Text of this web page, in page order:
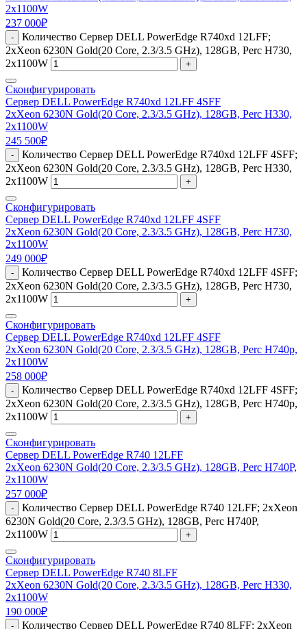
2x1100W
237 000₽
-
Количество Сервер DELL PowerEdge R740xd 12LFF;
2xXeon 6230N Gold(20 Core, 2.3/3.5 GHz), 128GB, Perc H730,
2x1100W
+
Сконфигурировать
Сервер DELL PowerEdge R740xd 12LFF 4SFF
2xXeon 6230N Gold(20 Core, 2.3/3.5 GHz), 128GB, Perc H330,
2x1100W
245 500₽
-
Количество Сервер DELL PowerEdge R740xd 12LFF 4SFF;
2xXeon 6230N Gold(20 Core, 2.3/3.5 GHz), 128GB, Perc H330,
2x1100W
+
Сконфигурировать
Сервер DELL PowerEdge R740xd 12LFF 4SFF
2xXeon 6230N Gold(20 Core, 2.3/3.5 GHz), 128GB, Perc H730,
2x1100W
249 000₽
-
Количество Сервер DELL PowerEdge R740xd 12LFF 4SFF;
2xXeon 6230N Gold(20 Core, 2.3/3.5 GHz), 128GB, Perc H730,
2x1100W
+
Сконфигурировать
Сервер DELL PowerEdge R740xd 12LFF 4SFF
2xXeon 6230N Gold(20 Core, 2.3/3.5 GHz), 128GB, Perc H740p,
2x1100W
258 000₽
-
Количество Сервер DELL PowerEdge R740xd 12LFF 4SFF;
2xXeon 6230N Gold(20 Core, 2.3/3.5 GHz), 128GB, Perc H740p,
2x1100W
+
Сконфигурировать
Сервер DELL PowerEdge R740 12LFF
2xXeon 6230N Gold(20 Core, 2.3/3.5 GHz), 128GB, Perc H740P,
2x1100W
257 000₽
-
Количество Сервер DELL PowerEdge R740 12LFF; 2xXeon
6230N Gold(20 Core, 2.3/3.5 GHz), 128GB, Perc H740P,
2x1100W
+
Сконфигурировать
Сервер DELL PowerEdge R740 8LFF
2xXeon 6230N Gold(20 Core, 2.3/3.5 GHz), 128GB, Perc H330,
2x1100W
190 000₽
- Количество Сервер DELL PowerEdge R740 8LFF; 2xXeon